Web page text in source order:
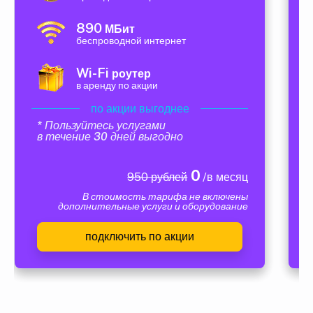
890 МБит
беспроводной интернет
Wi-Fi роутер
в аренду по акции
по акции выгоднее
* Пользуйтесь услугами
в течение 30 дней выгодно
950 рублей0 /в месяц
В стоимость тарифа не включены
дополнительные услуги и оборудование
подключить по акции